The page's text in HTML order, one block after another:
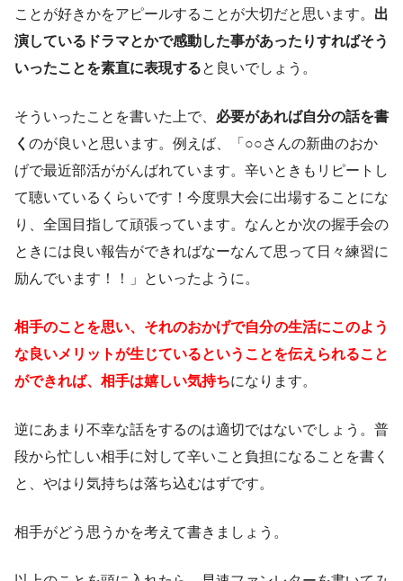
ことが好きかをアピールすることが大切だと思います。 出
演しているドラマとかで感動した事があったりすればそう
いったことを素直に表現すると良いでしょう。
そういったことを書いた上で、 必要があれば自分の話を書
く のが良いと思います。例えば、「○○さんの新曲のおか
げで最近部活ががんばれています。辛いときもリピートし
て聴いているくらいです！今度県大会に出場することにな
り、全国目指して頑張っています。なんとか次の握手会の
ときには良い報告ができればなーなんて思って日々練習に
励んでいます！！」といったように。
相手のことを思い、それのおかげで自分の生活にこのよう
な良いメリットが生じているということを伝えられること
ができれば、相手は嬉しい気持ちになります。
逆にあまり不幸な話をするのは適切ではないでしょう。普
段から忙しい相手に対して辛いこと負担になることを書く
と、やはり気持ちは落ち込むはずです。
相手がどう思うかを考えて書きましょう。